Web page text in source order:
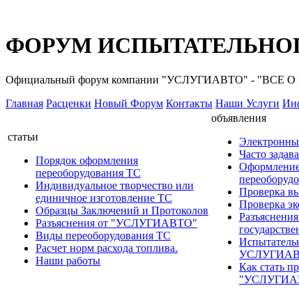
ФОРУМ
Официальный форум компании "УСЛУГИАВТО" -
Главная Расценки Новый Форум Контакты Наши Услуги
статьи
Порядок оформления
переоборудования ТС
Индивидуальное творчество или
единичное изготовление ТС
Образцы Заключений и Протоколов
Разъяснения от "УСЛУГИАВТО"
Виды переоборудования ТС
Расчет норм расхода топлива.
Наши работы
объявления
Часто
Проверка
Проверка
Как стать